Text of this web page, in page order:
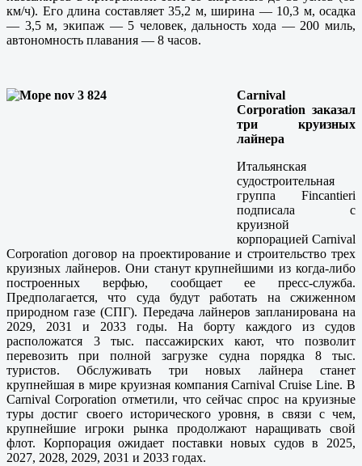
км/ч). Его длина составляет 35,2 м, ширина — 10,3 м, осадка
— 3,5 м, экипаж — 5 человек, дальность хода — 200 миль,
автономность плавания — 8 часов.
Carnival
Corporation заказал
три круизных
лайнера
Итальянская
судостроительная
группа Fincantieri
подписала с
круизной
корпорацией Carnival
Corporation договор на проектирование и строительство трех
круизных лайнеров. Они станут крупнейшими из когда-либо
построенных верфью, сообщает ее пресс-служба.
Предполагается, что суда будут работать на сжиженном
природном газе (СПГ). Передача лайнеров запланирована на
2029, 2031 и 2033 годы. На борту каждого из судов
расположатся 3 тыс. пассажирских кают, что позволит
перевозить при полной загрузке судна порядка 8 тыс.
туристов. Обслуживать три новых лайнера станет
крупнейшая в мире круизная компания Carnival Cruise Line. В
Carnival Corporation отметили, что сейчас спрос на круизные
туры достиг своего исторического уровня, в связи с чем,
крупнейшие игроки рынка продолжают наращивать свой
флот. Корпорация ожидает поставки новых судов в 2025,
2027, 2028, 2029, 2031 и 2033 годах.